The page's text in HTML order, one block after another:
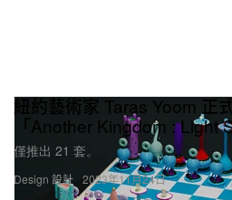
Design 設計
紐約藝術家 Taras Yoom 正
「Another Kingdom : Light
僅推出 21 套。
2023年11月24日